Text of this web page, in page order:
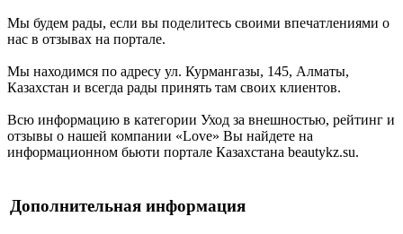
Мы будем рады, если вы поделитесь своими впечатлениями о
нас в отзывах на портале.
Мы находимся по адресу ул. Курмангазы, 145, Алматы,
Казахстан и всегда рады принять там своих клиентов.
Всю информацию в категории Уход за внешностью, рейтинг и
отзывы о нашей компании «Love» Вы найдете на
информационном бьюти портале Казахстана beautykz.su.
Дополнительная информация